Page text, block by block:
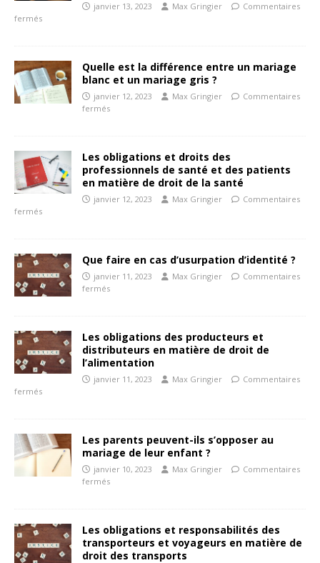
janvier 13, 2023 Max Gringier
Commentaires
fermés
Quelle est la différence entre un mariage
blanc et un mariage gris ?
janvier 12, 2023 Max Gringier
Commentaires
fermés
Les obligations et droits des
professionnels de santé et des patients
en matière de droit de la santé
janvier 12, 2023 Max Gringier
Commentaires
fermés
Que faire en cas d’usurpation d’identité ?
janvier 11, 2023 Max Gringier
Commentaires
fermés
Les obligations des producteurs et
distributeurs en matière de droit de
l’alimentation
janvier 11, 2023 Max Gringier
Commentaires
fermés
Les parents peuvent-ils s’opposer au
mariage de leur enfant ?
janvier 10, 2023 Max Gringier
Commentaires
fermés
Les obligations et responsabilités des
transporteurs et voyageurs en matière de
droit des transports